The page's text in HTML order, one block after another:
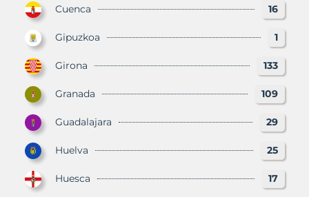
Cuenca 16
Gipuzkoa 1
Girona 133
Granada 109
Guadalajara 29
Huelva 25
Huesca 17